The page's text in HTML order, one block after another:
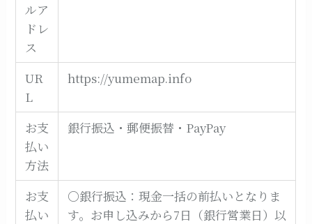
ルア
ドレ
ス
UR
L
https://yumemap.info
お支
払い
方法
銀行振込・郵便振替・PayPay
お支
払い
○銀行振込：現金一括の前払いとなりま
す。お申し込みから7日（銀行営業日）以